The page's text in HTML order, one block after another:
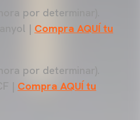
por determinar).
| Compra AQUÍ tu
por determinar).
| Compra AQUÍ tu